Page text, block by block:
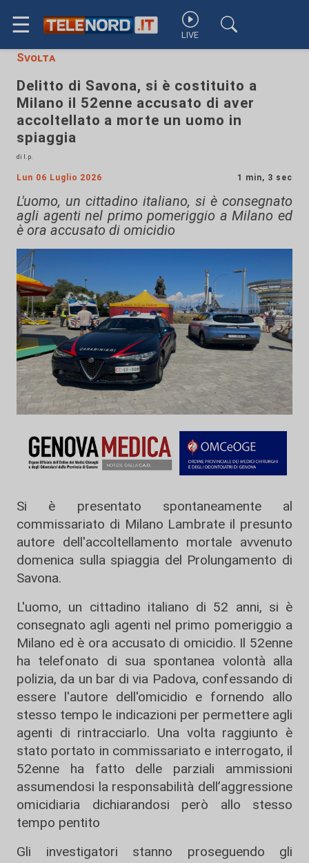
☰ LIVE
Svolta
Delitto di Savona, si è costituito a
Milano il 52enne accusato di aver
accoltellato a morte un uomo in
spiaggia
di l.p.
Lun 06 Luglio 2026 1 min, 3 sec
L'uomo, un cittadino italiano, si è consegnato
agli agenti nel primo pomeriggio a Milano ed
è ora accusato di omicidio
Si è presentato spontaneamente al
commissariato di Milano Lambrate il presunto
autore dell'accoltellamento mortale avvenuto
domenica sulla spiaggia del Prolungamento di
Savona.
L'uomo, un cittadino italiano di 52 anni, si è
consegnato agli agenti nel primo pomeriggio a
Milano ed è ora accusato di omicidio. Il 52enne
ha telefonato di sua spontanea volontà alla
polizia, da un bar di via Padova, confessando di
essere l'autore dell'omicidio e fornendo allo
stesso tempo le indicazioni per permettere agli
agenti di rintracciarlo. Una volta raggiunto è
stato portato in commissariato e interrogato, il
52enne ha fatto delle parziali ammissioni
assumendosi la responsabilità dell’aggressione
omicidiaria dichiarandosi però allo stesso
tempo pentito
Gli investigatori stanno proseguendo gli